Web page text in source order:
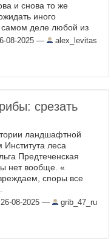
и снова то же
иного
самом деле любой из
опыта – что
иначе. И в ...
08-2025 — alex_levitas
срезать
ландшафтной
Института леса
Предтеченская
нет вообще. «
споры все
26-08-2025 — grib_47_ru